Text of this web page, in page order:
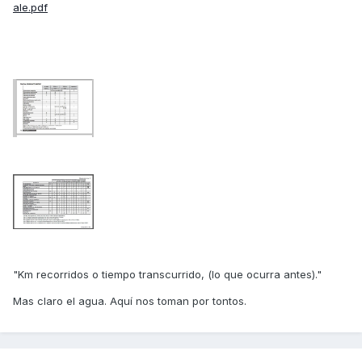
ale.pdf
"Km recorridos o tiempo transcurrido, (lo que ocurra antes)."
Mas claro el agua. Aquí nos toman por tontos.